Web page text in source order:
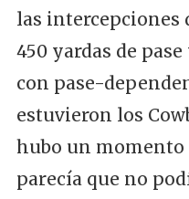
las intercepciones
450 yardas de
con pase-
estuvieron los
hubo un momento
parecía que no